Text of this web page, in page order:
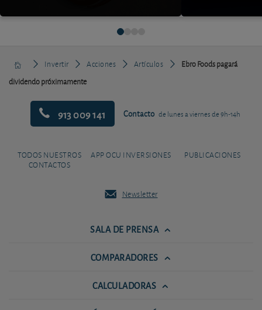
Invertir Acciones Artículos
Ebro Foods pagará
dividendo próximamente
913 009 141 Contacto de lunes a viernes de 9h-14h
TODOS NUESTROS
CONTACTOS
APP OCU INVERSIONES PUBLICACIONES
Newsletter
SALA DE PRENSA
COMPARADORES
CALCULADORAS